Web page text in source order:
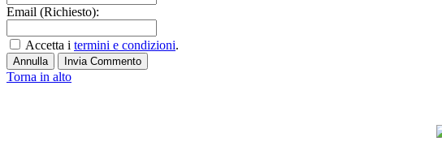
Email (Richiesto):
Accetta i termini e condizioni.
Annulla Invia Commento
Torna in alto